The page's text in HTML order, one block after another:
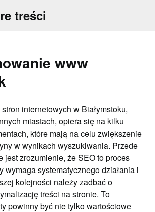
treści
www
internetowych w Białymstoku,
miastach, opiera się na kilku
które mają na celu zwiększenie
w wynikach wyszukiwania. Przede
jest zrozumienie, że SEO to proces
wymaga systematycznego działania i
kolejności należy zadbać o
treści na stronie. To
powinny być nie tylko wartościowe